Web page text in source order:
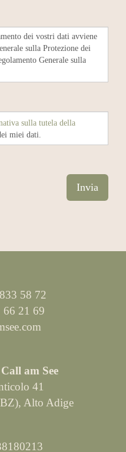
dei vostri dati avviene
sulla Protezione dei
Generale sulla
sulla tutela della
miei dati.
Invia
58 72
66 21 69
am See
41
Alto Adige